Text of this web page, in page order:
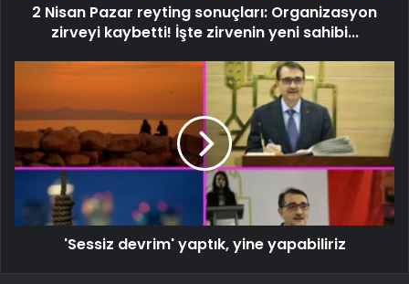
2 Nisan Pazar reyting sonuçları: Organizasyon
zirveyi kaybetti! İşte zirvenin yeni sahibi...
'Sessiz devrim' yaptık, yine yapabiliriz